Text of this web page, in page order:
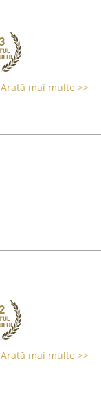
Arată mai multe >>
Arată mai multe >>